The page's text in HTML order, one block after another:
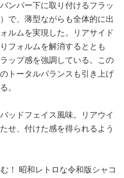
ンパー下に取り付けるフラッ
で、薄型ながらも全体的に出
ルムを実現した。リアサイド
フォルムを解消するととも
ップ感を強調している。この
トータルバランスも引き上げ
。
ッドフェイス風味。リアウイ
せ、付けた感を得られるよう
！ 昭和レトロな令和版シャコ